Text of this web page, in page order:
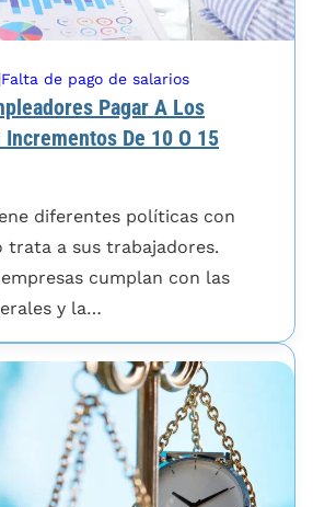
|Falta de pago de salarios
Pagar A Los
De 10 O 15
diferentes políticas con
trata a sus trabajadores.
cumplan con las
y la…